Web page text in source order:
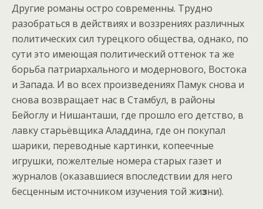
Другие романы остро современны. Трудно
разобраться в действиях и воззрениях различных
политических сил турецкого общества, однако, по
сути это имеющая политический оттенок та же
борьба патриархального и модернового, Востока
и Запада. И во всех произведениях Памук снова и
снова возвращает нас в Стамбул, в районы
Бейоглу и Нишанташи, где прошло его детство, в
лавку старьёвщика Аладдина, где он покупал
шарики, переводные картинки, копеечные
игрушки, пожелтелые номера старых газет и
журналов (оказавшиеся впоследствии для него
бесценным источником изучения той жизни).